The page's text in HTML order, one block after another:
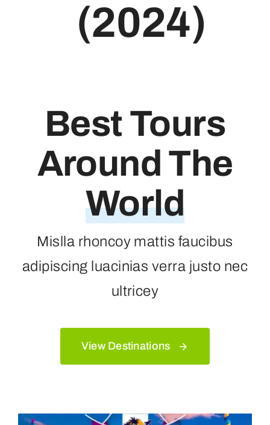
(2024)
Best Tours
Around The
World
Mislla rhoncoy mattis faucibus
adipiscing luacinias verra justo nec
ultricey
View Destinations